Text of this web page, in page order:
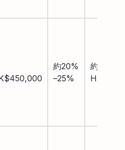
約20%
–25%
約